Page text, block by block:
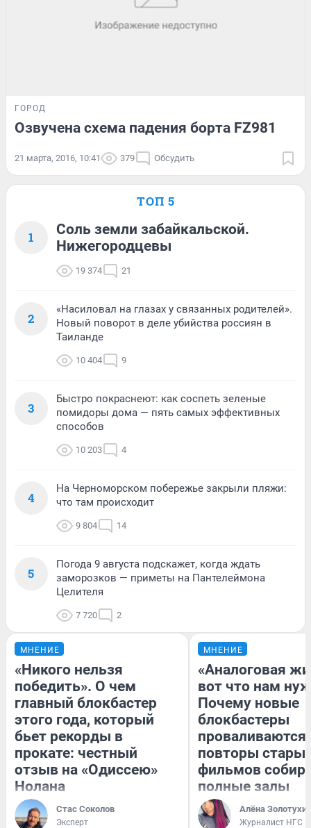
ГОРОД
Озвучена схема падения борта FZ981
21 марта, 2016, 10:41 379 Обсудить
ТОП 5
1
Соль земли забайкальской.
Нижегородцевы
19 374 21
2
«Насиловал на глазах у связанных родителей».
Новый поворот в деле убийства россиян в
Таиланде
10 404 9
3
Быстро покраснеют: как соспеть зеленые
помидоры дома — пять самых эффективных
способов
10 203 4
4
На Черноморском побережье закрыли пляжи:
что там происходит
9 804 14
5
Погода 9 августа подскажет, когда ждать
заморозков — приметы на Пантелеймона
Целителя
7 720 2
МНЕНИЕ
«Никого нельзя
победить». О чем
главный блокбастер
этого года, который
бьет рекорды в
прокате: честный
отзыв на «Одиссею»
Нолана
Стас Соколов
Эксперт
МНЕНИЕ
«Аналоговая
вот что нам
Почему новые
блокбастеры
повторы
фильмов
полные залы
Алёна
Журналист НГС